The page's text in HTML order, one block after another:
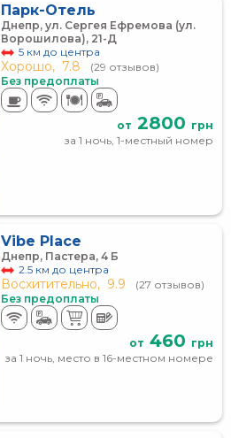
Парк-Отель
Днепр, ул. Сергея Ефремова (ул.
Ворошилова), 21-Д
5 км до центра
Хорошо, 7.8
(29 отзывов)
Без предоплаты
от 2800 грн
за 1 ночь, 1-местный номер
Vibe Place
Днепр, Пастера, 4 Б
2.5 км до центра
Восхитительно, 9.9
(27 отзывов)
Без предоплаты
от 460 грн
за 1 ночь, место в 16-местном номере